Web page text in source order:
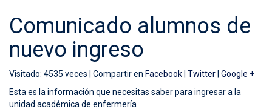
Comunicado alumnos de
nuevo ingreso
Visitado: 4535 veces | Compartir en Facebook Twitter Google +
Esta es la información que necesitas saber para ingresar a la
unidad académica de enfermería